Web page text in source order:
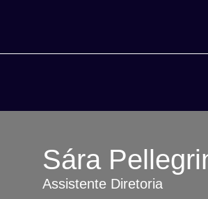
Sára
Assistente Diretoria